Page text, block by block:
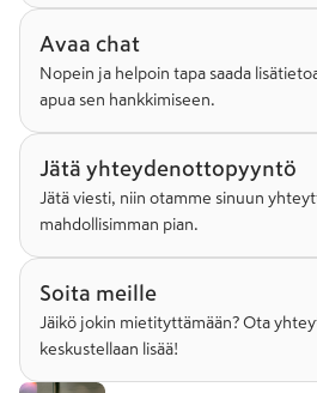
Avaa chat
Nopein ja helpoin tapa saada
apua sen hankkimiseen.
Jätä yhteydenottopyyntö
Jätä viesti, niin otamme sinuun
mahdollisimman pian.
Soita meille
Jäikö jokin mietityttämään? Ota
keskustellaan lisää!